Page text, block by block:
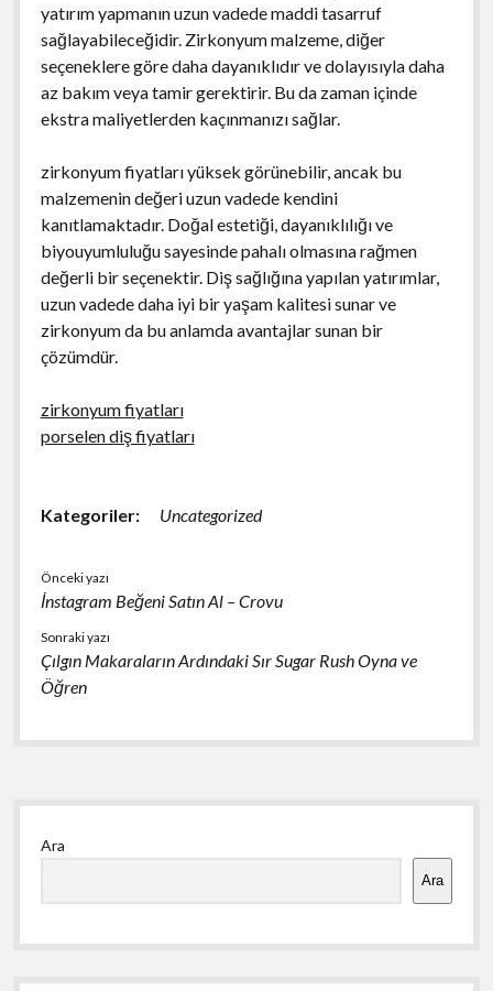
yatırım yapmanın uzun vadede maddi tasarruf
sağlayabileceğidir. Zirkonyum malzeme, diğer
seçeneklere göre daha dayanıklıdır ve dolayısıyla daha
az bakım veya tamir gerektirir. Bu da zaman içinde
ekstra maliyetlerden kaçınmanızı sağlar.
zirkonyum fiyatları yüksek görünebilir, ancak bu
malzemenin değeri uzun vadede kendini
kanıtlamaktadır. Doğal estetiği, dayanıklılığı ve
biyouyumluluğu sayesinde pahalı olmasına rağmen
değerli bir seçenektir. Diş sağlığına yapılan yatırımlar,
uzun vadede daha iyi bir yaşam kalitesi sunar ve
zirkonyum da bu anlamda avantajlar sunan bir
çözümdür.
zirkonyum fiyatları
porselen diş fiyatları
Kategoriler: Uncategorized
Önceki yazı
İnstagram Beğeni Satın Al – Crovu
Sonraki yazı
Çılgın Makaraların Ardındaki Sır Sugar Rush Oyna ve
Öğren
Yan
Menü
Ara
Ara